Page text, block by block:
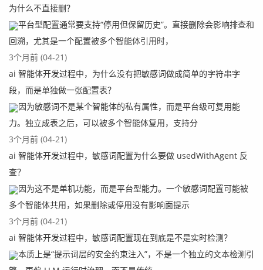
为什么不直接删？
平台型配置通常要支持“停用但保留历史”。直接删除会影响排查和
回溯，尤其是一个配置被多个智能体引用时，
3个月前 (04-21)
ai 智能体开发过程中，为什么没有把敏感词做成简单的字符串字
段，而是单独做一张配置表？
因为敏感词不是某个智能体的私有属性，而是平台级可复用能
力。独立成表之后，可以被多个智能体复用，支持分
3个月前 (04-21)
ai 智能体开发过程中，敏感词配置为什么要做 usedWithAgent 反
查？
因为这不是单机功能，而是平台型能力。一个敏感词配置可能被
多个智能体共用，如果删除或停用没有影响面提示
3个月前 (04-21)
ai 智能体开发过程中，敏感词配置现在到底是不是实时检测？
本质上是“提示词层的安全约束注入”，不是一个独立的文本检测引